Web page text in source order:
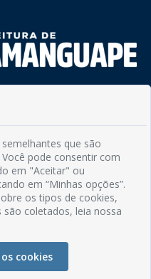
PB
08h às 13h
que são
pode consentir com
em "Aceitar" ou
em “Minhas opções”.
os tipos de cookies,
coletados, leia nossa
cookies